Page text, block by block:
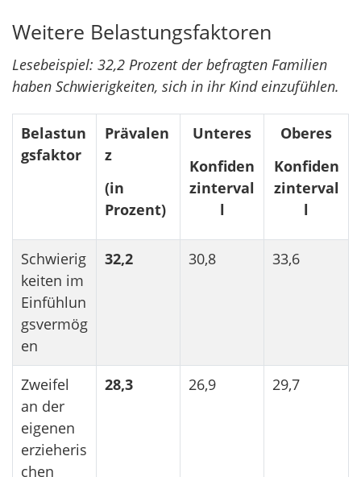
Weitere Belastungsfaktoren
Lesebeispiel: 32,2 Prozent der befragten Familien
haben Schwierigkeiten, sich in ihr Kind einzufühlen.
Belastun
gsfaktor
Prävalen
z
(in
Prozent)
Unteres
Konfiden
zinterval
l
Oberes
Konfiden
zinterval
l
Schwierig
keiten im
Einfühlun
gsvermög
en
32,2 30,8 33,6
Zweifel
an der
eigenen
erzieheris
chen
28,3 26,9 29,7